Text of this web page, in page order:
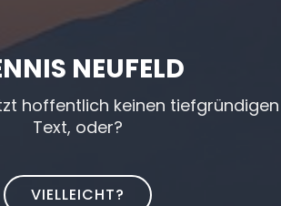
NEUFELD
hoffentlich keinen tiefgründigen
Text, oder?
VIELLEICHT?